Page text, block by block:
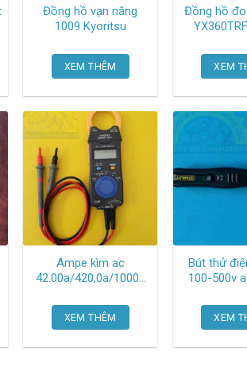
Đồng hồ vạn năng
1009 Kyoritsu
XEM THÊM
Đồng hồ đo
XEM
Ampe kìm ac
42.00a/420,0a/1000a
XEM THÊM
Bút thử
100-500v ac 66-
XEM